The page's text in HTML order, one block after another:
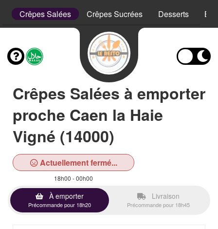
Crêpes Salées Crêpes Sucrées Desserts
Crêpes Salées à emporter
proche Caen la Haie
Vigné (14000)
Actuellement fermé...
18h00 - 00h00
À emporter
Précommande pour 18h20
Livraison
Précommande pour 18h45